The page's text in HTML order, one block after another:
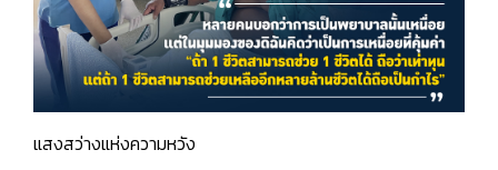
แสงสว่างแห่งความหวัง